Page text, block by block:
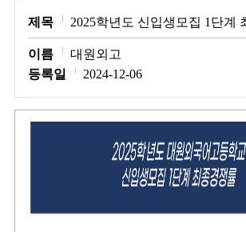
제목 2025학년도 신입생모집 1단계
이름
대원외고
등록일
2024-12-06